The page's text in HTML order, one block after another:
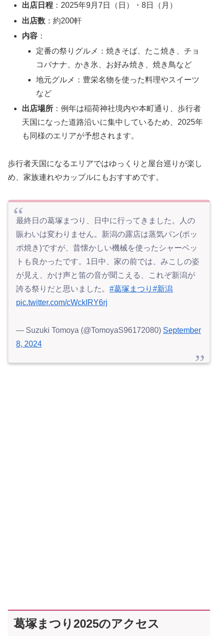
出店日程 ：2025年9月7日（日）・8日（月）
出店数 ：約200軒
内容 ：
定番の祭りグルメ：焼きそば、たこ焼き、チョ
コバナナ、かき氷、お好み焼き、焼き鳥など
地元グルメ：豊栄名物を使った料理やスイーツ
など
出店場所 ：例年は稲荷神社境内や本町通り、歩行者
天国になった道路沿いに集中しているため、2025年
も同様のエリアが予想されます。
歩行者天国になるエリアではゆっくりと屋台巡りが楽し
め、家族連れやカップルにもおすすめです。
最終日の葛塚まつり、日中に行ってきました。人の
賑わいは変わりません。新潟の露店は蒸気パン(ポッ
ポ焼き)ですが、昔懐かしい機械を使ったシャーベッ
トも良かったです。1日中、家の前では、みこしの姿
が見え、かけ声と笛の音が聞こえる、これぞ新潟が
誇る祭りだと思いました。 #葛塚まつり #新潟
pic.twitter.com/cWckIRY6rj
— Suzuki Tomoya (@TomoyaS96172080) September
8, 2024
葛塚まつり2025のアクセス